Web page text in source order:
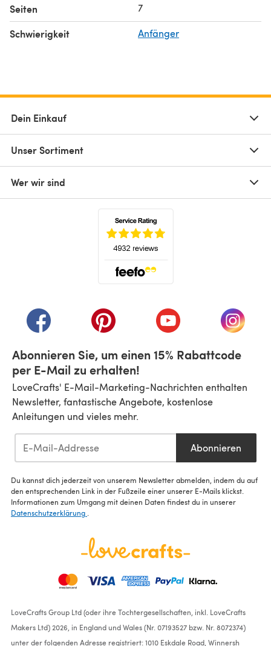
Seiten 7
Schwierigkeit Anfänger
Dein Einkauf
Unser Sortiment
Wer wir sind
(öffnet sich in einem neuen Tab)
(öffnet sich in einem neuen Tab)
(öffnet sich in einem
(öffnet
Abonnieren Sie, um einen 15% Rabattcode
per E-Mail zu erhalten!
LoveCrafts' E-Mail-Marketing-Nachrichten enthalten
Newsletter, fantastische Angebote, kostenlose
Anleitungen und vieles mehr.
Abonnieren
Du kannst dich jederzeit von unserem Newsletter abmelden, indem du auf
den entsprechenden Link in der Fußzeile einer unserer E-Mails klickst.
Informationen zum Umgang mit deinen Daten findest du in unserer
Datenschutzerklärung
LoveCrafts Group Ltd (oder ihre Tochtergesellschaften, inkl. LoveCrafts
Makers Ltd) 2026, in England und Wales (Nr. 07193527 bzw. Nr. 8072374)
unter der folgenden Adresse registriert: 1010 Eskdale Road, Winnersh